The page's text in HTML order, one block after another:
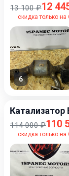
13 100 ₽12
скидка только на
6
Катализатор
114 000 ₽110
скидка только на